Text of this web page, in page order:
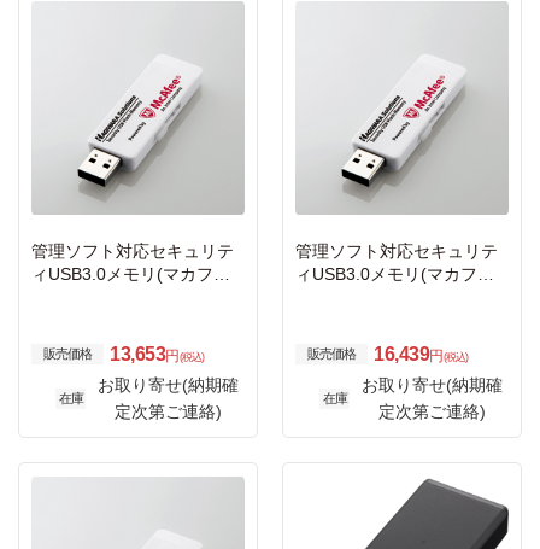
管理ソフト対応セキュリテ
ィUSB3.0メモリ(マカフィ
販売価格 13,653円 (税込)
在庫
お取り寄せ(納期確
定次第ご連絡)
管理ソフト対応セキュリテ
ィUSB3.0メモリ(マカフィ
販売価格 16,439円 (税込)
在庫
お取り寄せ(納期確
定次第ご連絡)